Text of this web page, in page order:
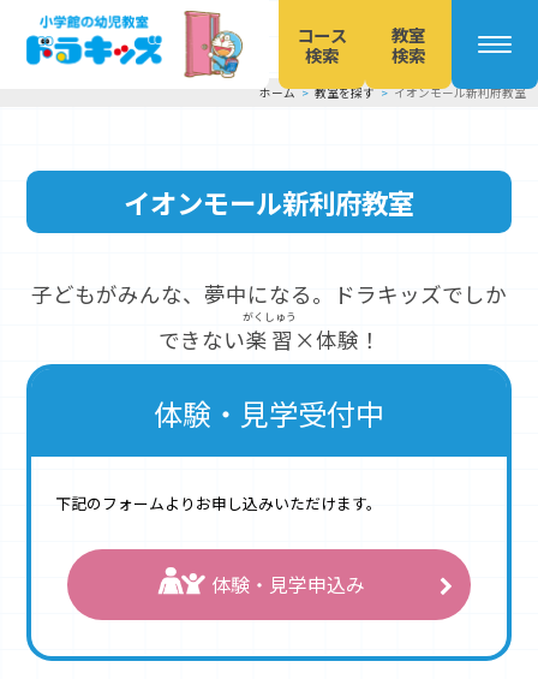
コース
検索
教室
検索
ホーム 教室を探す イオンモール新利府教室
イオンモール新利府教室
子どもがみんな、夢中になる。ドラキッズでしか
できない楽習
がくしゅう
×体験！
体験・見学受付中
下記のフォームよりお申し込みいただけます。
体験・見学申込み